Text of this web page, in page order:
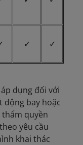
✓ ✓
dụng đối với
bay hoặc
thẩm quyền
yêu cầu
khai thác